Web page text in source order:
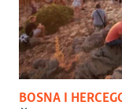
BOSNA I